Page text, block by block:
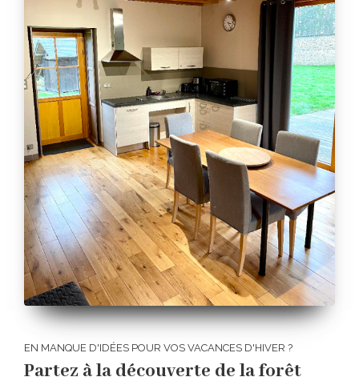
EN MANQUE D'IDÉES POUR VOS VACANCES D'HIVER ?
Partez à la découverte de la forêt